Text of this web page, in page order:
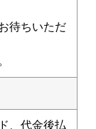
待ちいただ
、代金後払